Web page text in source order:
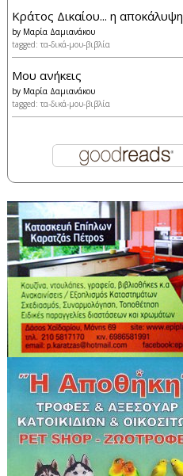
Κράτος Δικαίου... η αποκάλυψη
by Μαρία Δαμιανάκου
tagged: τα-δικά-μου-βιβλία
Μου ανήκεις
by Μαρία Δαμιανάκου
tagged: τα-δικά-μου-βιβλία